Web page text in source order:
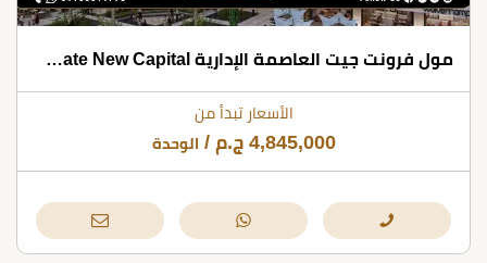
مول فرونت جيت العاصمة الإدارية Front Gate New Capital العاصمة للتطوير العقاري
الأسعار تبدأ من
4,845,000 ج.م / الوحدة